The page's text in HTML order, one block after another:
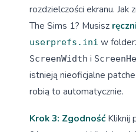
rozdzielczości ekranu. Jak
The Sims 1? Musisz
userprefs.ini w
ScreenWidth i
istnieją nieoficjalne
robią to automatycznie.
Krok 3: Zgodność Kliknij